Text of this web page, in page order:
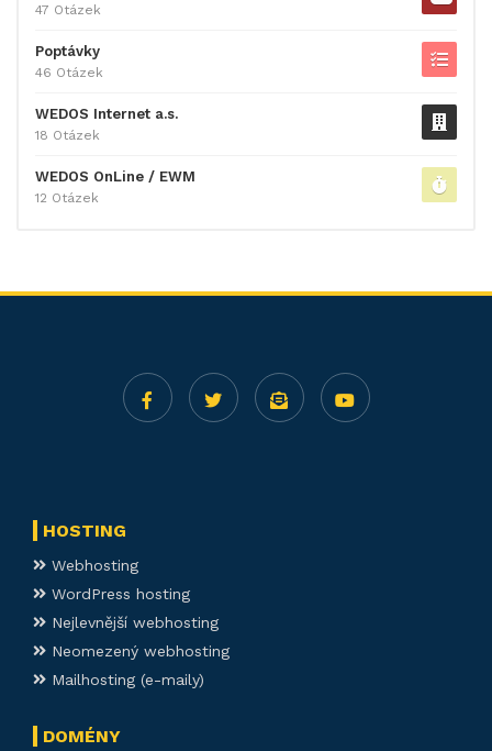
47 Otázek
Poptávky
46 Otázek
WEDOS Internet a.s.
18 Otázek
WEDOS OnLine / EWM
12 Otázek
HOSTING
Webhosting
WordPress hosting
Nejlevnější webhosting
Neomezený webhosting
Mailhosting (e-maily)
DOMÉNY